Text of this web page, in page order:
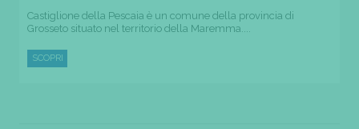
Castiglione della Pescaia è un comune della provincia di
Grosseto situato nel territorio della Maremma....
SCOPRI